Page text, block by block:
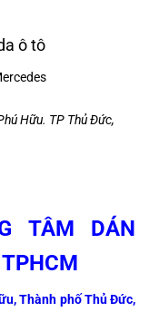
ô tô
Hữu. TP Thủ Đức,
TÂM DÁN
Thành phố Thủ Đức,